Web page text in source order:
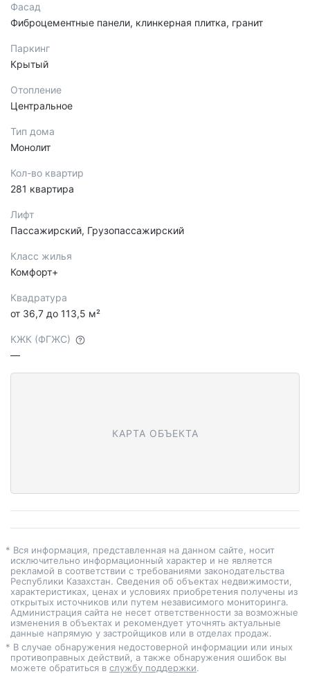
Фасад
Фиброцементные панели, клинкерная плитка, гранит
Паркинг
Крытый
Отопление
Центральное
Тип дома
Монолит
Кол-во квартир
281 квартира
Лифт
Пассажирский, Грузопассажирский
Класс жилья
Комфорт+
Квадратура
от 36,7 до 113,5 м²
КЖК (ФГЖС)
—
КАРТА ОБЪЕКТА
* Вся информация, представленная на данном сайте, носит
исключительно информационный характер и не является
рекламой в соответствии с требованиями законодательства
Республики Казахстан. Сведения об объектах недвижимости,
характеристиках, ценах и условиях приобретения получены из
открытых источников или путем независимого мониторинга.
Администрация сайта не несет ответственности за возможные
изменения в объектах и рекомендует уточнять актуальные
данные напрямую у застройщиков или в отделах продаж.
* В случае обнаружения недостоверной информации или иных
противоправных действий, а также обнаружения ошибок вы
можете обратиться в службу поддержки.